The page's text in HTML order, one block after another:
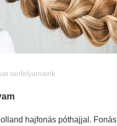
tanfolyamaink
hajfonás póthajjal. Fonás